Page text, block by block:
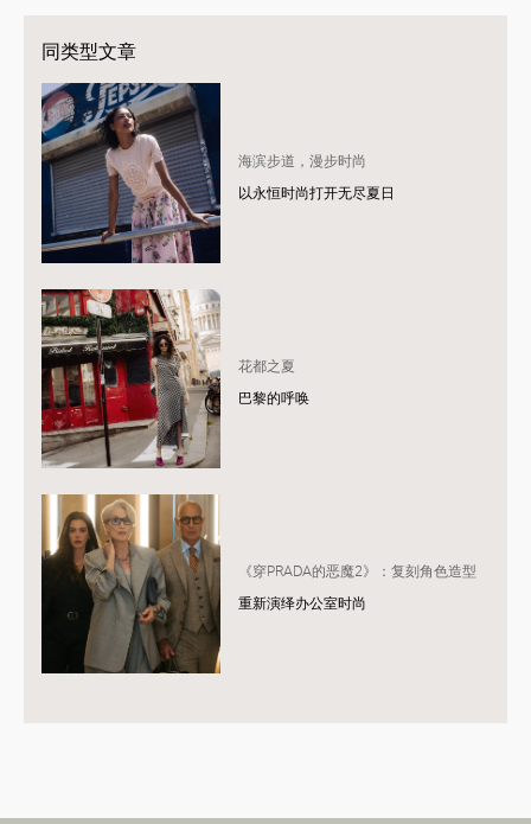
同类型文章
海滨步道，漫步时尚
以永恒时尚打开无尽夏日
花都之夏
巴黎的呼唤
《穿PRADA的恶魔2》：复刻角色造型
重新演绎办公室时尚